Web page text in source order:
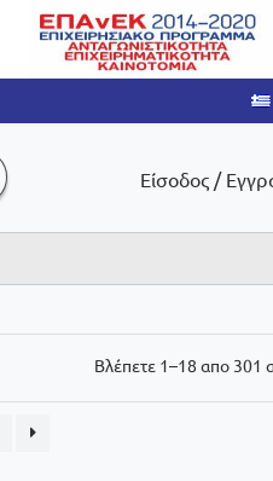
Είσοδος /
Βλέπετε 1–18 απο 301